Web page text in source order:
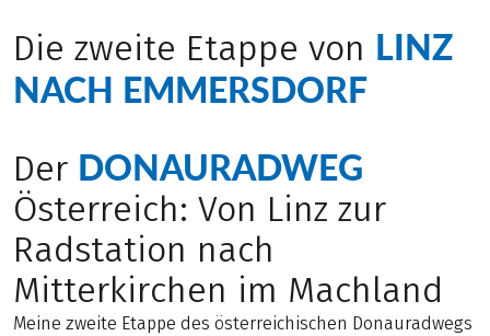
Die zweite Etappe von LINZ
NACH EMMERSDORF
Der DONAURADWEG
Österreich: Von Linz zur
Radstation nach
Mitterkirchen im Machland
Meine zweite Etappe des österreichischen Donauradwegs